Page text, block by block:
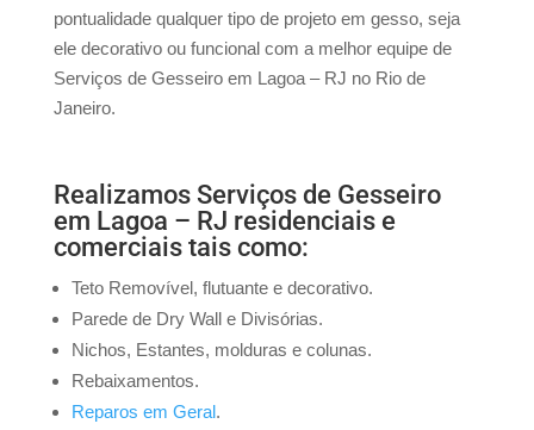
pontualidade qualquer tipo de projeto em gesso, seja
ele decorativo ou funcional com a melhor equipe de
Serviços de Gesseiro em Lagoa – RJ no Rio de
Janeiro.
Realizamos Serviços de Gesseiro
em Lagoa – RJ residenciais e
comerciais tais como:
Teto Removível, flutuante e decorativo.
Parede de Dry Wall e Divisórias.
Nichos, Estantes, molduras e colunas.
Rebaixamentos.
Reparos em Geral.